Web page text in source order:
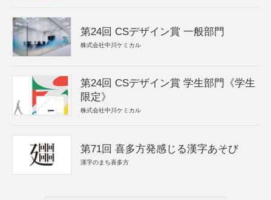
第24回 CSデザイン賞 一般部門
株式会社中川ケミカル
第24回 CSデザイン賞 学生部門《学生
限定》
株式会社中川ケミカル
第71回 喜多方発感じる漢字あそび
漢字のまち喜多方